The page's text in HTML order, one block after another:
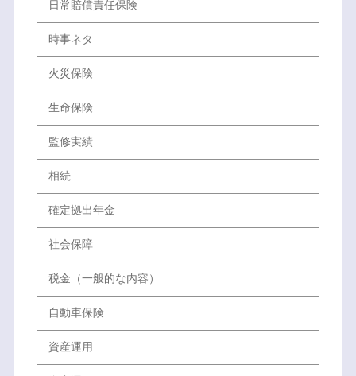
日常賠償責任保険
時事ネタ
火災保険
生命保険
監修実績
相続
確定拠出年金
社会保障
税金（一般的な内容）
自動車保険
資産運用